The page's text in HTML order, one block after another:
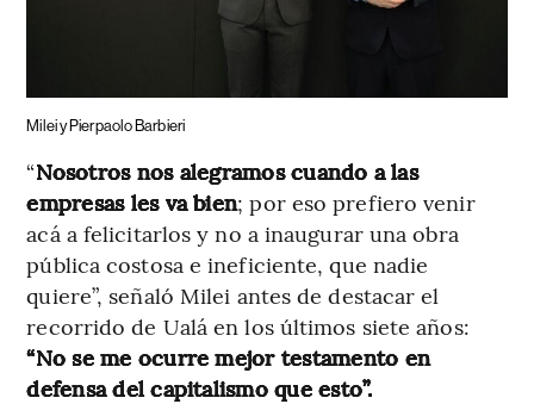
Milei y Pierpaolo Barbieri
“Nosotros nos alegramos cuando a las
empresas les va bien; por eso prefiero venir
acá a felicitarlos y no a inaugurar una obra
pública costosa e ineficiente, que nadie
quiere”, señaló Milei antes de destacar el
recorrido de Ualá en los últimos siete años:
“No se me ocurre mejor testamento en
defensa del capitalismo que esto”.